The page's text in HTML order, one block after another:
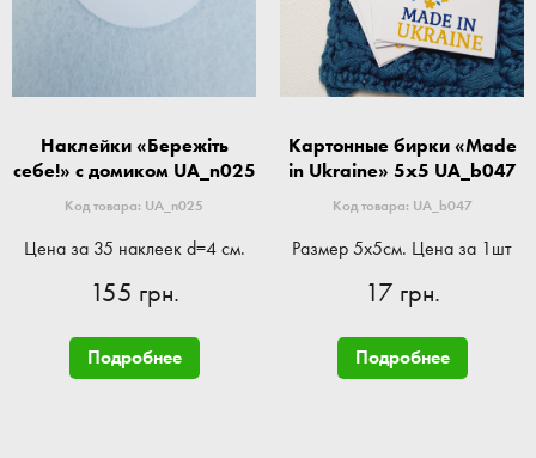
Наклейки «Бережіть
себе!» с домиком UA_n025
Код товара: UA_n025
Цена за 35 наклеек d=4 см.
155 грн.
Подробнее
Картонные бирки «Made
in Ukraine» 5x5 UA_b047
Код товара: UA_b047
Размер 5x5см. Цена за 1шт
17 грн.
Подробнее